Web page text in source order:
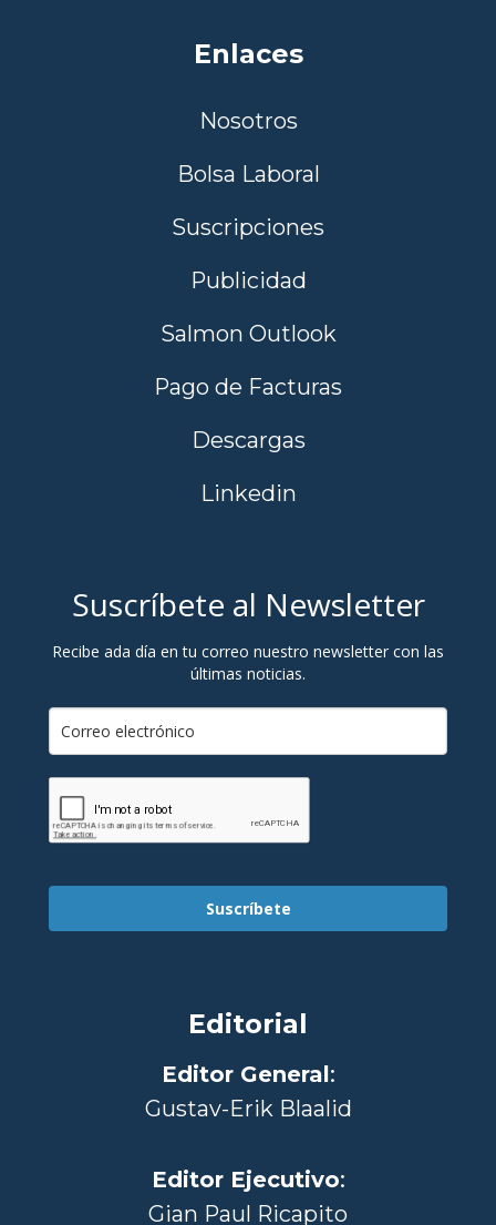
Enlaces
Nosotros
Bolsa Laboral
Suscripciones
Publicidad
Salmon Outlook
Pago de Facturas
Descargas
Linkedin
Suscríbete al Newsletter
Recibe ada día en tu correo nuestro newsletter con las
últimas noticias.
Suscríbete
Editorial
Editor General:
Gustav-Erik Blaalid
Editor Ejecutivo:
Gian Paul Ricapito